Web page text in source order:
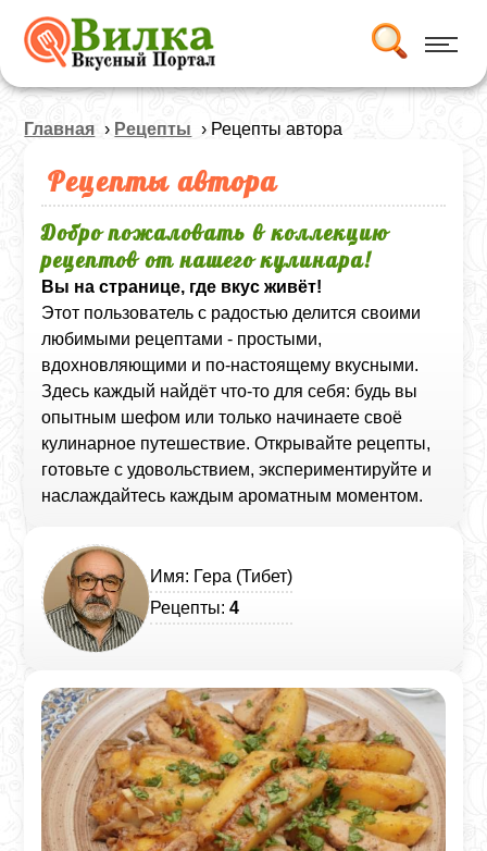
Главная › Рецепты › Рецепты автора
Рецепты автора
Добро пожаловать в коллекцию
рецептов от нашего кулинара!
Вы на странице, где вкус живёт!
Этот пользователь с радостью делится своими
любимыми рецептами - простыми,
вдохновляющими и по-настоящему вкусными.
Здесь каждый найдёт что-то для себя: будь вы
опытным шефом или только начинаете своё
кулинарное путешествие. Открывайте рецепты,
готовьте с удовольствием, экспериментируйте и
наслаждайтесь каждым ароматным моментом.
Имя: Гера (Тибет)
Рецепты:4